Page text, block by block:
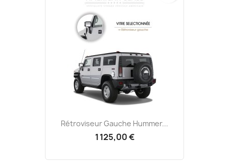
Rétroviseur Gauche Hummer...
1 125,00 €